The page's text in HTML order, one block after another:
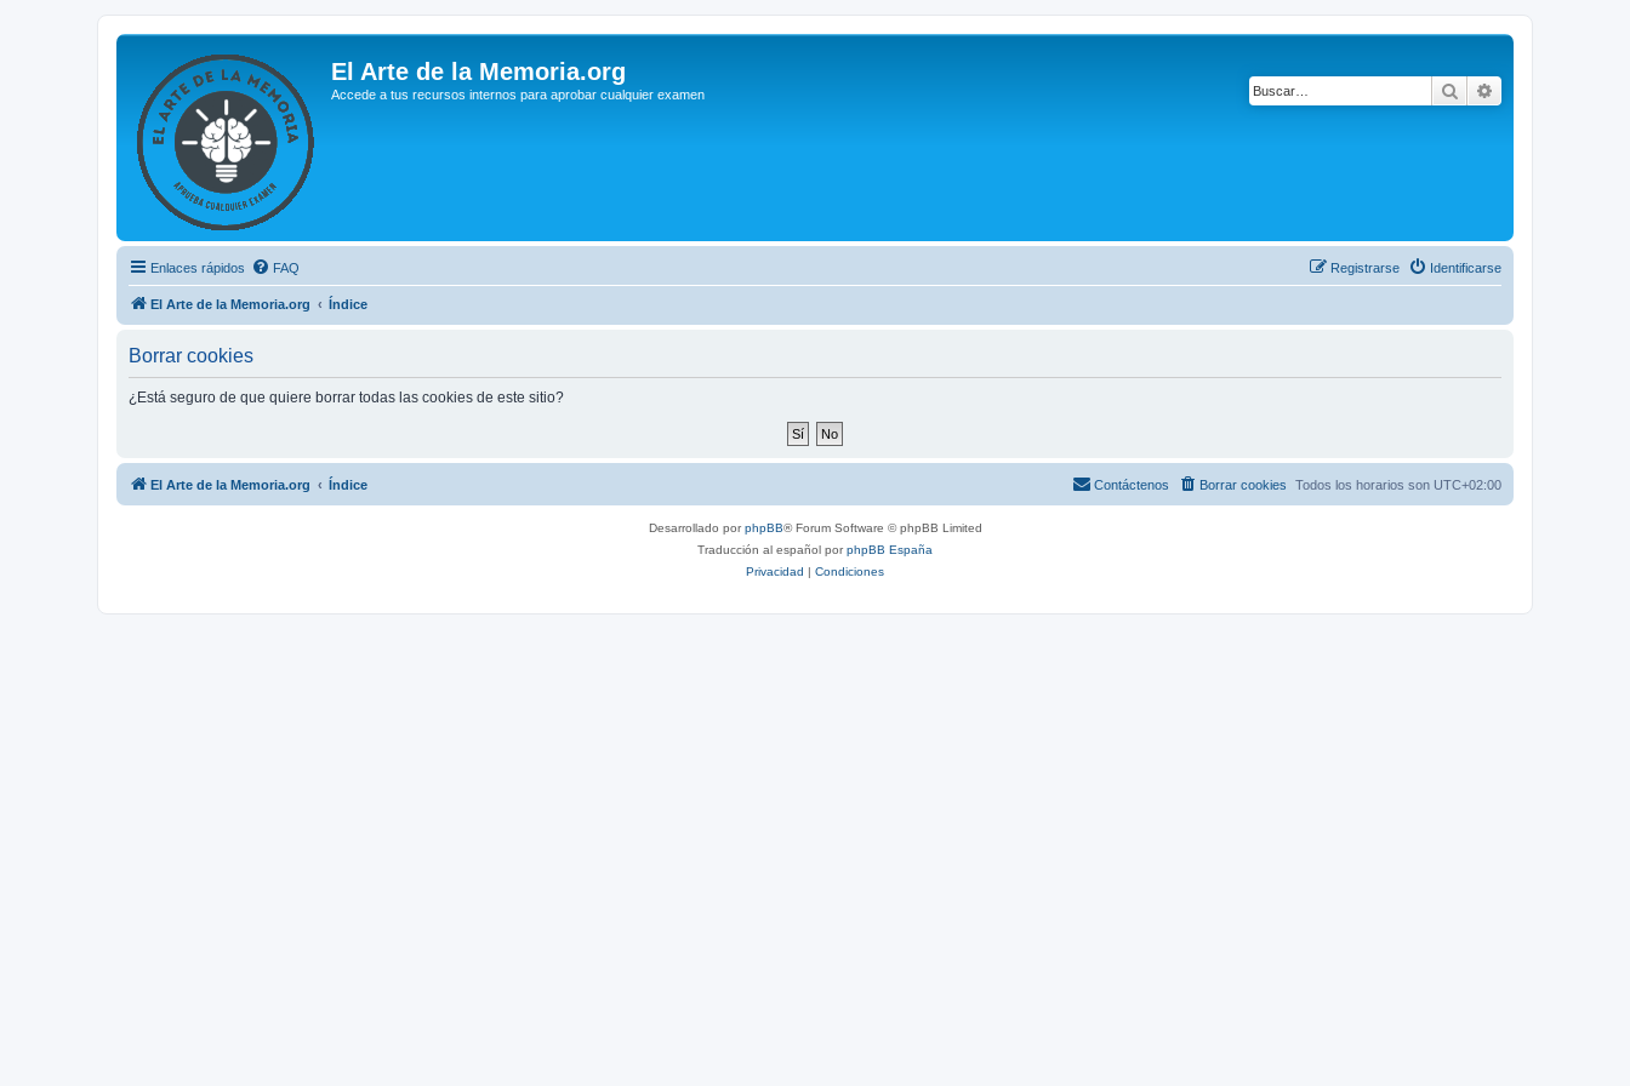
El Arte de la Memoria.org
Accede a tus recursos internos para aprobar cualquier examen Buscar
Enlaces rápidos FAQ Identificarse
Registrarse
El Arte de la Memoria.org Índice
Borrar cookies
¿Está seguro de que quiere borrar todas las cookies de este sitio?
El Arte de la Memoria.org Índice Todos los horarios son UTC+02:00
Borrar cookies
Contáctenos
Desarrollado porphpBB® Forum Software © phpBB Limited
Traducción al español porphpBB España
Privacidad | Condiciones